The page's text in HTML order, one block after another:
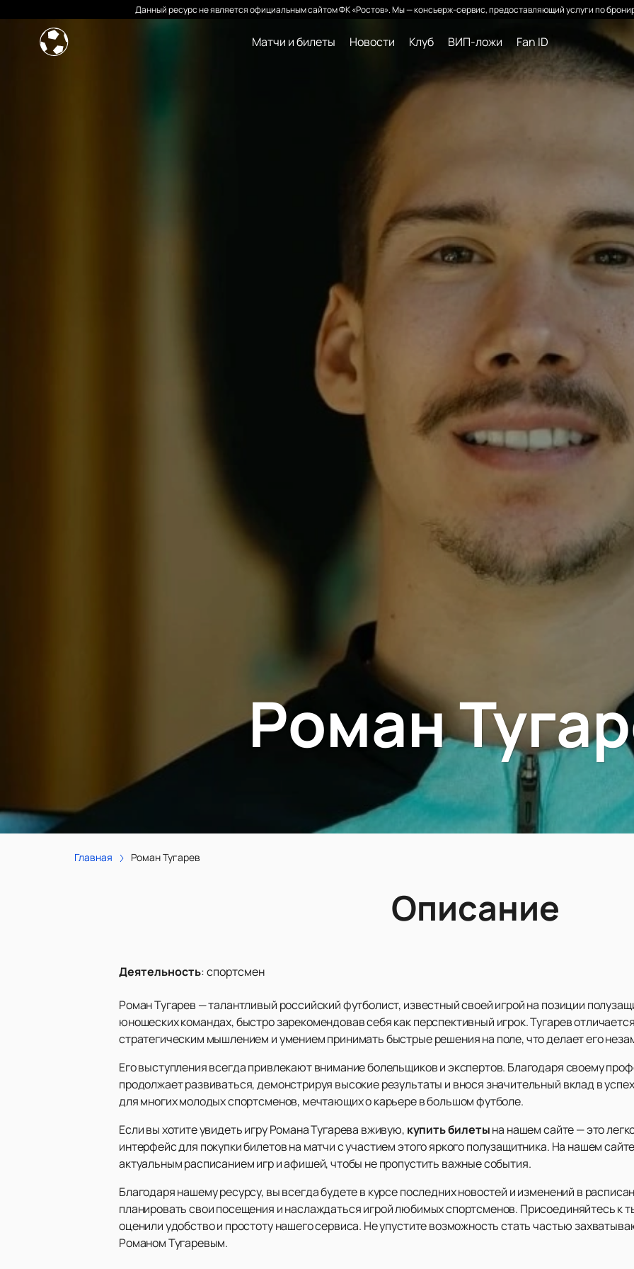
Данный ресурс не является официальным сайтом ФК «Ростов». Мы — консьерж-сервис, предоставляющий услуги по
Матчи и билеты Новости Клуб ВИП-ложи Fan ID
Роман
Главная Роман Тугарев
Описание
Деятельность:спортсмен
Роман Тугарев — талантливый российский футболист, известный своей игрой на позиции
юношеских командах, быстро зарекомендовав себя как перспективный игрок. Тугарев
стратегическим мышлением и умением принимать быстрые решения на поле, что делает его
Его выступления всегда привлекают внимание болельщиков и экспертов. Благодаря своему
продолжает развиваться, демонстрируя высокие результаты и внося значительный вклад в
для многих молодых спортсменов, мечтающих о карьере в большом футболе.
Если вы хотите увидеть игру Романа Тугарева вживую, купить билетына нашем сайте — это
интерфейс для покупки билетов на матчи с участием этого яркого полузащитника. На нашем
актуальным расписанием игр и афишей, чтобы не пропустить важные события.
Благодаря нашему ресурсу, вы всегда будете в курсе последних новостей и изменений в
планировать свои посещения и наслаждаться игрой любимых спортсменов. Присоединяйтесь к
оценили удобство и простоту нашего сервиса. Не упустите возможность стать частью
Романом Тугаревым.